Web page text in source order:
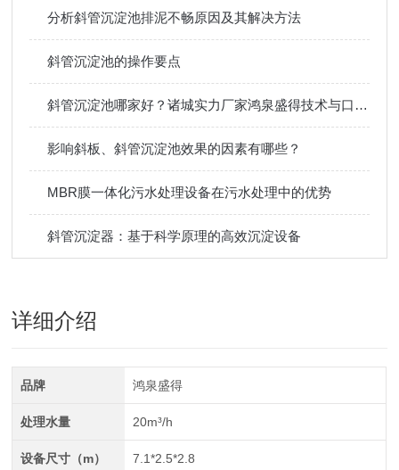
分析斜管沉淀池排泥不畅原因及其解决方法
斜管沉淀池的操作要点
斜管沉淀池哪家好？诸城实力厂家鸿泉盛得技术与口碑解析
影响斜板、斜管沉淀池效果的因素有哪些？
MBR膜一体化污水处理设备在污水处理中的优势
斜管沉淀器：基于科学原理的高效沉淀设备
详细介绍
品牌 鸿泉盛得
处理水量 20m³/h
设备尺寸（m） 7.1*2.5*2.8